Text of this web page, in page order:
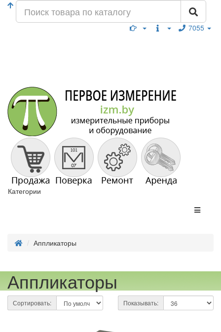
7055
Категории
Аппликаторы
Аппликаторы
Сортировать: Показывать: